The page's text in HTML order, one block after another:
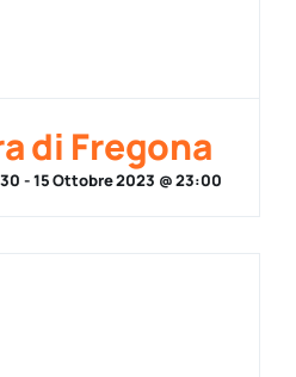
di Fregona
-15 Ottobre 2023 @ 23:00